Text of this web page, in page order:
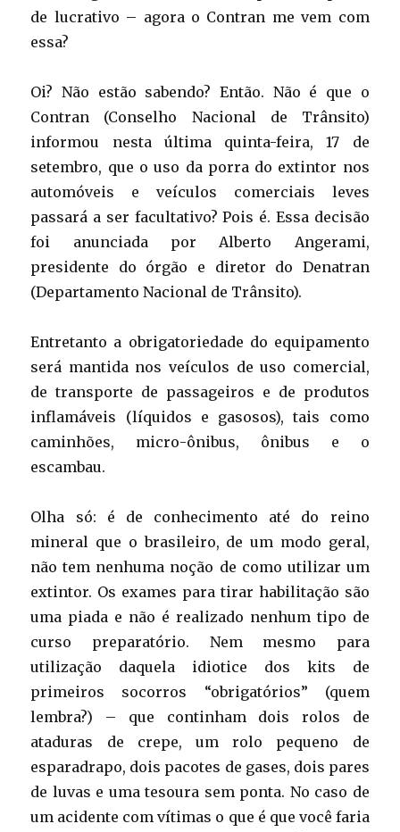
de lucrativo – agora o Contran me vem com
essa?
Oi? Não estão sabendo? Então. Não é que o
Contran (Conselho Nacional de Trânsito)
informou nesta última quinta-feira, 17 de
setembro, que o uso da porra do extintor nos
automóveis e veículos comerciais leves
passará a ser facultativo? Pois é. Essa decisão
foi anunciada por Alberto Angerami,
presidente do órgão e diretor do Denatran
(Departamento Nacional de Trânsito).
Entretanto a obrigatoriedade do equipamento
será mantida nos veículos de uso comercial,
de transporte de passageiros e de produtos
inflamáveis (líquidos e gasosos), tais como
caminhões, micro-ônibus, ônibus e o
escambau.
Olha só: é de conhecimento até do reino
mineral que o brasileiro, de um modo geral,
não tem nenhuma noção de como utilizar um
extintor. Os exames para tirar habilitação são
uma piada e não é realizado nenhum tipo de
curso preparatório. Nem mesmo para
utilização daquela idiotice dos kits de
primeiros socorros “obrigatórios” (quem
lembra?) – que continham dois rolos de
ataduras de crepe, um rolo pequeno de
esparadrapo, dois pacotes de gases, dois pares
de luvas e uma tesoura sem ponta. No caso de
um acidente com vítimas o que é que você faria